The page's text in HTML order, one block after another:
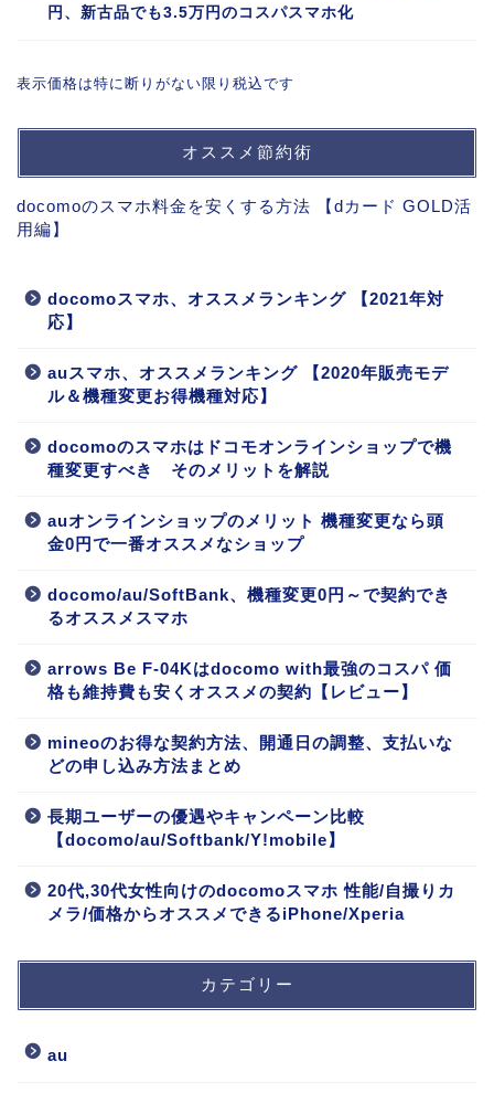
円、新古品でも3.5万円のコスパスマホ化
表示価格は特に断りがない限り税込です
オススメ節約術
docomoのスマホ料金を安くする方法 【dカード GOLD活
用編】
docomoスマホ、オススメランキング 【2021年対
応】
auスマホ、オススメランキング 【2020年販売モデ
ル＆機種変更お得機種対応】
docomoのスマホはドコモオンラインショップで機
種変更すべき そのメリットを解説
auオンラインショップのメリット 機種変更なら頭
金0円で一番オススメなショップ
docomo/au/SoftBank、機種変更0円～で契約でき
るオススメスマホ
arrows Be F-04Kはdocomo with最強のコスパ 価
格も維持費も安くオススメの契約【レビュー】
mineoのお得な契約方法、開通日の調整、支払いな
どの申し込み方法まとめ
長期ユーザーの優遇やキャンペーン比較
【docomo/au/Softbank/Y!mobile】
20代,30代女性向けのdocomoスマホ 性能/自撮りカ
メラ/価格からオススメできるiPhone/Xperia
カテゴリー
au